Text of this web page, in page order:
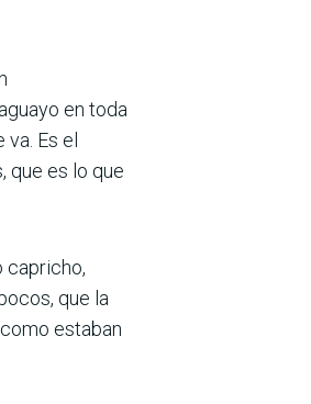
en toda
Es el
que es lo que
capricho,
que la
estaban